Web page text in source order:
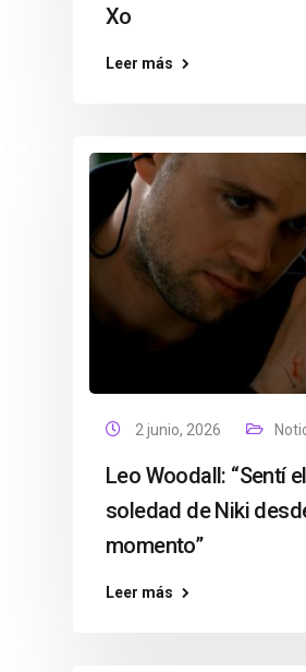
Xo
Leer más
2 junio, 2026
Leo Woodall: “Sentí
soledad de Niki
momento”
Leer más